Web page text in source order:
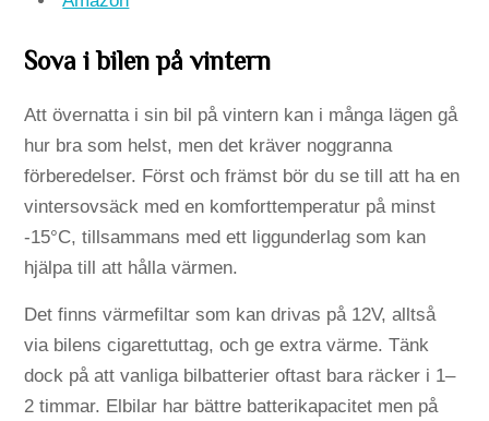
Sova i bilen på vintern
Att övernatta i sin bil på vintern kan i många lägen gå
hur bra som helst, men det kräver noggranna
förberedelser. Först och främst bör du se till att ha en
vintersovsäck med en komforttemperatur på minst
-15°C, tillsammans med ett liggunderlag som kan
hjälpa till att hålla värmen.
Det finns värmefiltar som kan drivas på 12V, alltså
via bilens cigarettuttag, och ge extra värme. Tänk
dock på att vanliga bilbatterier oftast bara räcker i 1–
2 timmar. Elbilar har bättre batterikapacitet men på